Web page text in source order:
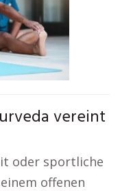
vereint
oder sportliche
offenen